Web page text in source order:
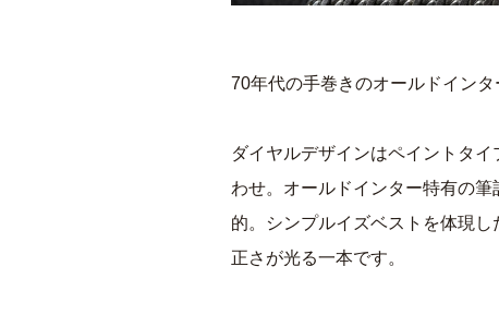
70年代の手巻きのオールドインタ
ダイヤルデザインはペイントタ
わせ。オールドインター特有の
的。シンプルイズベストを体現
正さが光る一本です。